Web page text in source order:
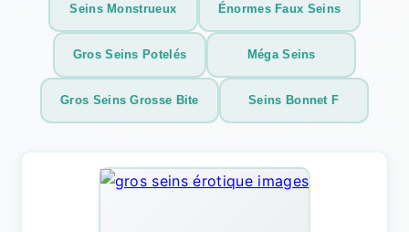
Seins Monstrueux Énormes Faux Seins
Gros Seins Potelés Méga Seins
Gros Seins Grosse Bite Seins Bonnet F